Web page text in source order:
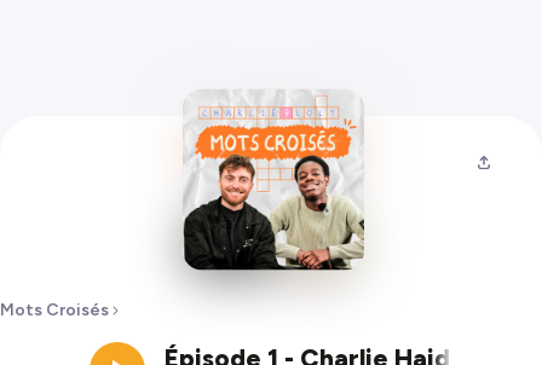
Mots Croisés